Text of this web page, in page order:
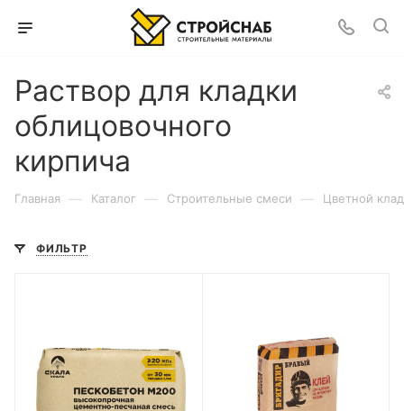
Раствор для кладки
облицовочного
кирпича
Главная — Каталог — Строительные смеси — Цветной
ФИЛЬТР